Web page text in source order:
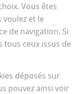
Vous êtes
et le
de navigation. Si
tous ceux issus de
déposés sur
pouvez ainsi voir